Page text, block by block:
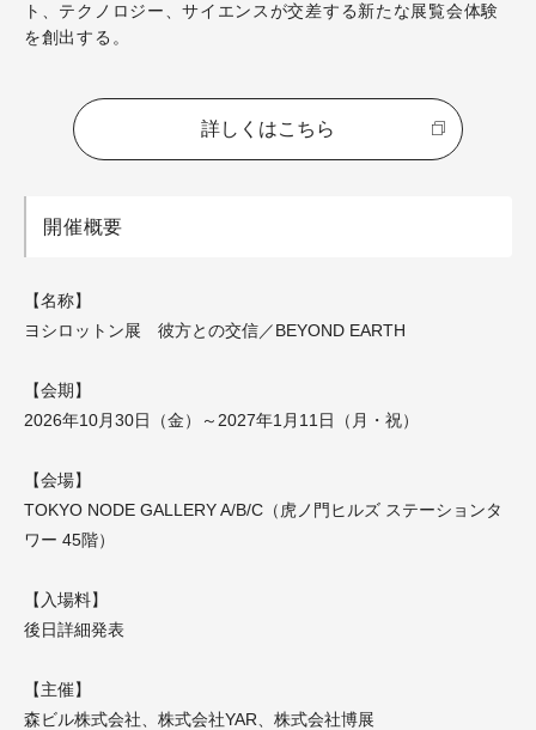
ト、テクノロジー、サイエンスが交差する新たな展覧会体験
を創出する。
詳しくはこちら
開催概要
【名称】
ヨシロットン展 彼方との交信／BEYOND EARTH
【会期】
2026年10月30日（金）～2027年1月11日（月・祝）
【会場】
TOKYO NODE GALLERY A/B/C（虎ノ門ヒルズ ステーションタ
ワー 45階）
【入場料】
後日詳細発表
【主催】
森ビル株式会社、株式会社YAR、株式会社博展